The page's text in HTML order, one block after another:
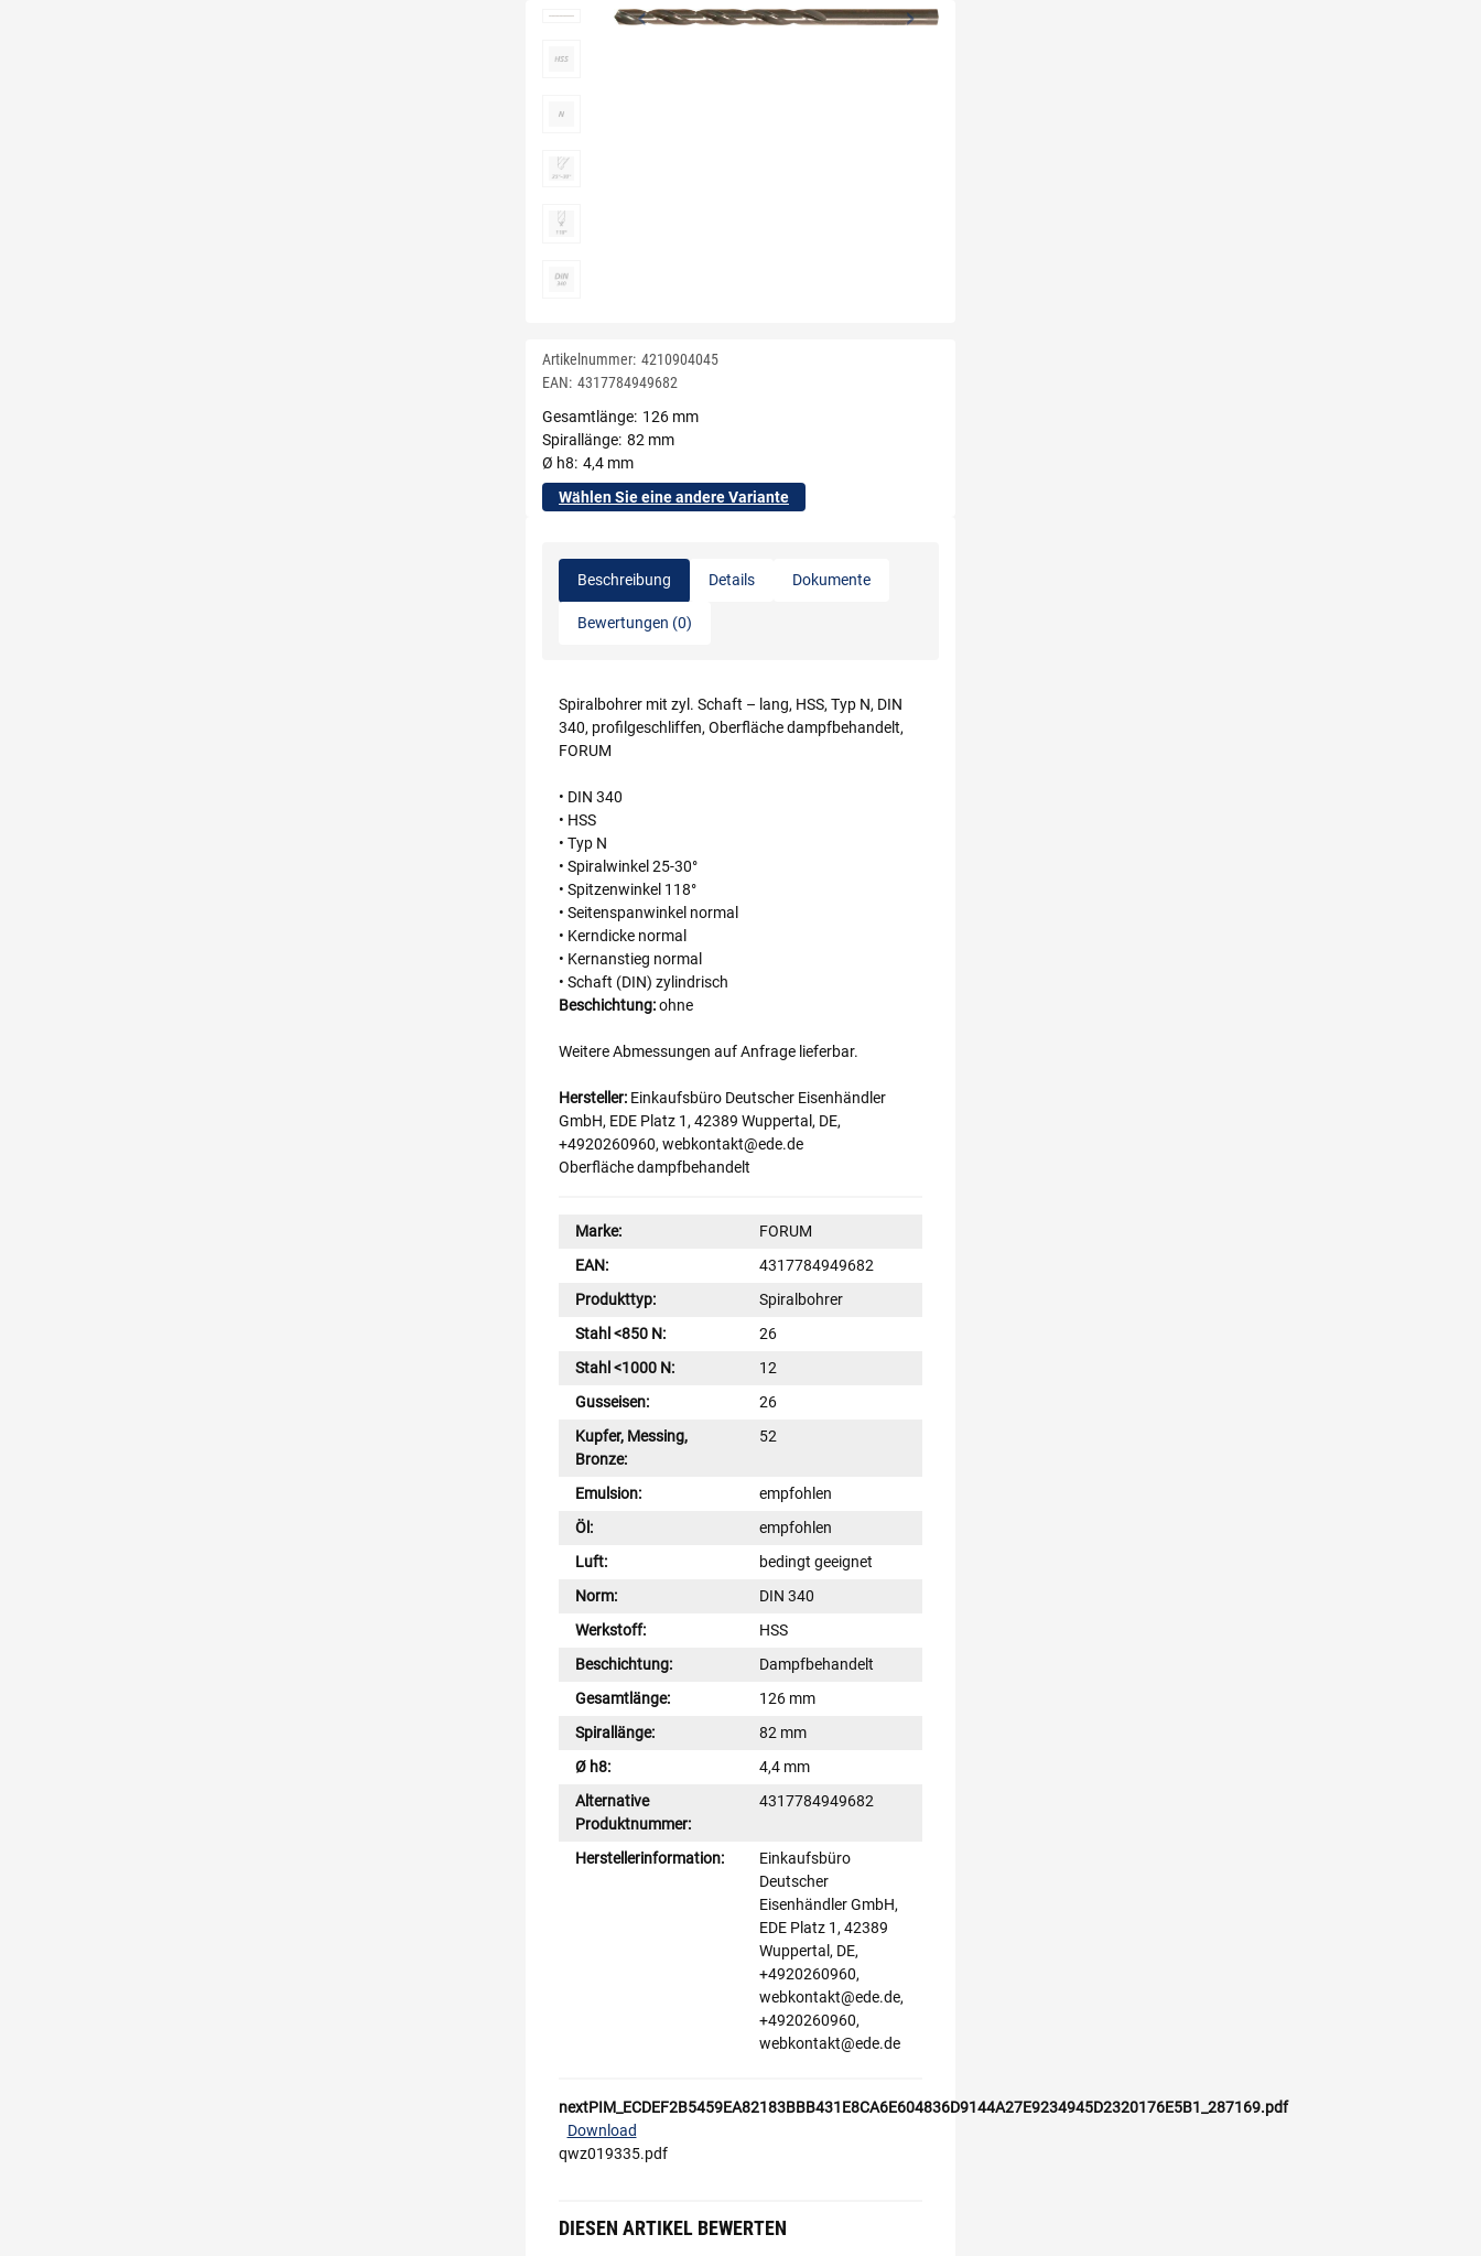
Artikelnummer: 4210904045
EAN: 4317784949682
Gesamtlänge 126 mm
Spirallänge 82 mm
Ø h8 4,4 mm
Wählen Sie eine andere Variante
Beschreibung Details Dokumente
Bewertungen (0)
Spiralbohrer mit zyl. Schaft – lang, HSS, Typ N, DIN
340, profilgeschliffen, Oberfläche dampfbehandelt,
FORUM
• DIN 340
• HSS
• Typ N
• Spiralwinkel 25-30°
• Spitzenwinkel 118°
• Seitenspanwinkel normal
• Kerndicke normal
• Kernanstieg normal
• Schaft (DIN) zylindrisch
Beschichtung:ohne
Weitere Abmessungen auf Anfrage lieferbar.
Hersteller: Einkaufsbüro Deutscher Eisenhändler
GmbH, EDE Platz 1, 42389 Wuppertal, DE,
+4920260960, webkontakt@ede.de
Oberfläche dampfbehandelt
Marke:
FORUM
EAN:
4317784949682
Produkttyp:
Spiralbohrer
Stahl <850 N:
26
Stahl <1000 N:
12
Gusseisen:
26
Kupfer, Messing,
Bronze:
52
Emulsion:
empfohlen
Öl:
empfohlen
Luft:
bedingt geeignet
Norm:
DIN 340
Werkstoff:
HSS
Beschichtung:
Dampfbehandelt
Gesamtlänge:
126 mm
Spirallänge:
82 mm
Ø h8:
4,4 mm
Alternative
Produktnummer:
4317784949682
Herstellerinformation:
Einkaufsbüro
Deutscher
Eisenhändler GmbH,
EDE Platz 1, 42389
Wuppertal, DE,
+4920260960,
webkontakt@ede.de,
+4920260960,
webkontakt@ede.de
nextPIM_ECDEF2B5459EA82183BBB431E8CA6E604836D9144A27E9234945D2320176E5B1_287169.pdf
Download
qwz019335.pdf
DIESEN ARTIKEL BEWERTEN